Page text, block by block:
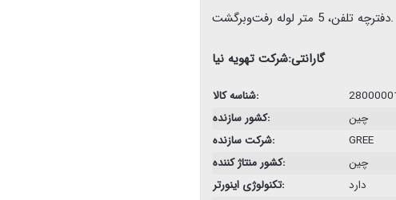
دفترچه تلفن، 5 متر لوله رفت‌وبرگشت.
گارانتی:شرکت تهویه نیا
شناسه کالا:
کشور سازنده:
چین
شرکت سازنده:
GREE
کشور منتاژ کننده:
چین
تکنولوژی اینورتر:
دارد